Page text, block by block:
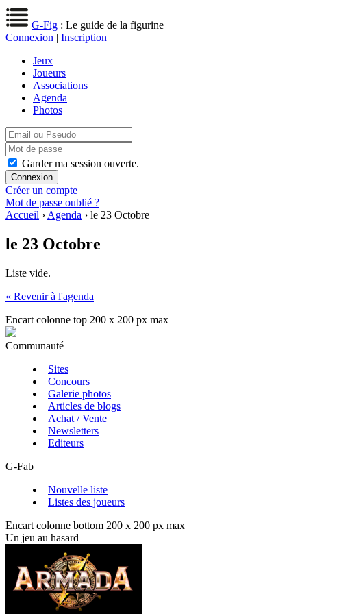
G-Fig : Le guide de la figurine
Connexion | Inscription
Jeux
Joueurs
Associations
Agenda
Photos
Garder ma session ouverte.
Créer un compte
Mot de passe oublié ?
Accueil › Agenda › le 23 Octobre
le 23 Octobre
Liste vide.
« Revenir à l'agenda
Encart colonne top 200 x 200 px max
Communauté
Sites
Concours
Galerie photos
Articles de blogs
Achat / Vente
Newsletters
Editeurs
G-Fab
Nouvelle liste
Listes des joueurs
Encart colonne bottom 200 x 200 px max
Un jeu au hasard